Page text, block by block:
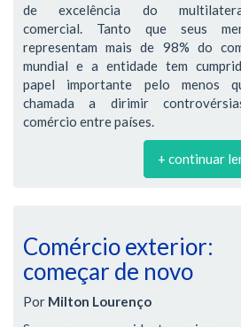
de excelência do
comercial. Tanto que seus
representam mais de 98% do
mundial e a entidade tem
papel importante pelo menos
chamada a dirimir
comércio entre países.
+ continuar
Comércio exterior:
começar de novo
Por Milton Lourenço